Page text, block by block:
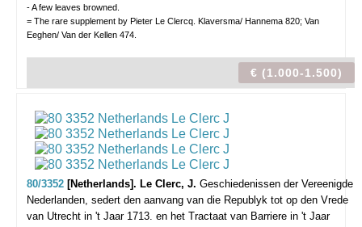
- A few leaves browned.
= The rare supplement by Pieter Le Clercq. Klaversma/ Hannema 820; Van
Eeghen/ Van der Kellen 474.
€ (1.000-1.500)
80/3352 [Netherlands]. Le Clerc, J. Geschiedenissen der Vereenigde
Nederlanden, sedert den aanvang van die Republyk tot op den Vrede
van Utrecht in 't Jaar 1713. en het Tractaat van Barriere in 't Jaar